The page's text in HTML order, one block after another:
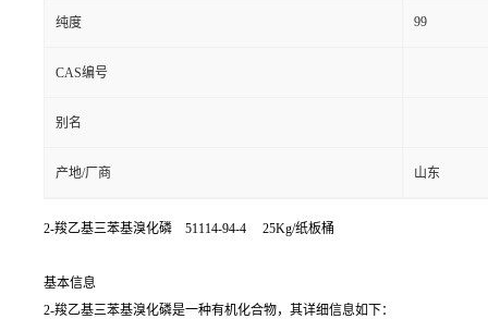
纯度 99
CAS编号
别名
产地/厂商 山东
2-羧乙基三苯基溴化磷 51114-94-4 25Kg/纸板桶
基本信息
2-羧乙基三苯基溴化磷是一种有机化合物，其详细信息如下：